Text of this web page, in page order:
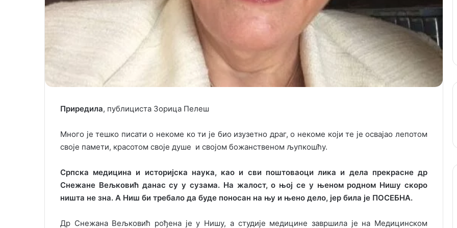
Приредила, публициста Зорица Пелеш
Много је тешко писати о некоме ко ти је био изузетно драг, о некоме који те је освајао лепотом
своје памети, красотом своје душе и својом божанственом љупкошћу.
Српска медицина и историјска наука, као и сви поштоваоци лика и дела прекрасне др
Снежане Вељковић данас су у сузама. На жалост, о њој се у њеном родном Нишу скоро
ништа не зна. А Ниш би требало да буде поносан на њу и њено дело, јер била је ПОСЕБНА.
Др Снежана Вељковић рођена је у Нишу, а студије медицине завршила је на Медицинском